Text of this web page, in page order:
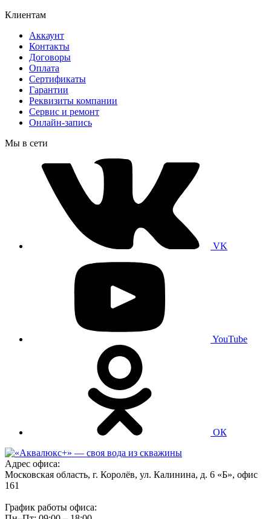
Клиентам
Аккаунт
Контакты
Договоры
Оплата
Сертификаты
Гарантии
Реквизиты компании
Сервис и ремонт
Онлайн-запись
Мы в сети
VK
YouTube
ОК
Адрес офиса:
Московская область, г. Королёв, ул. Калинина, д. 6 «Б», офис
161
График работы офиса: